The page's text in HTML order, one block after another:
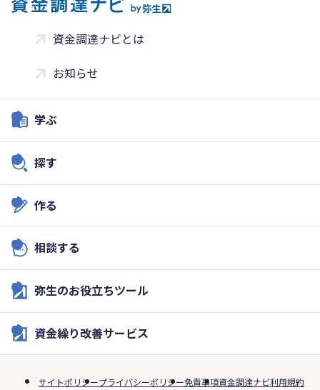
資金調達ナビとは
お知らせ
学ぶ
探す
作る
相談する
弥生のお役立ちツール
資金繰り改善サービス
サイトポリシープライバシーポリシー免責事項資金調達ナビ利用規約